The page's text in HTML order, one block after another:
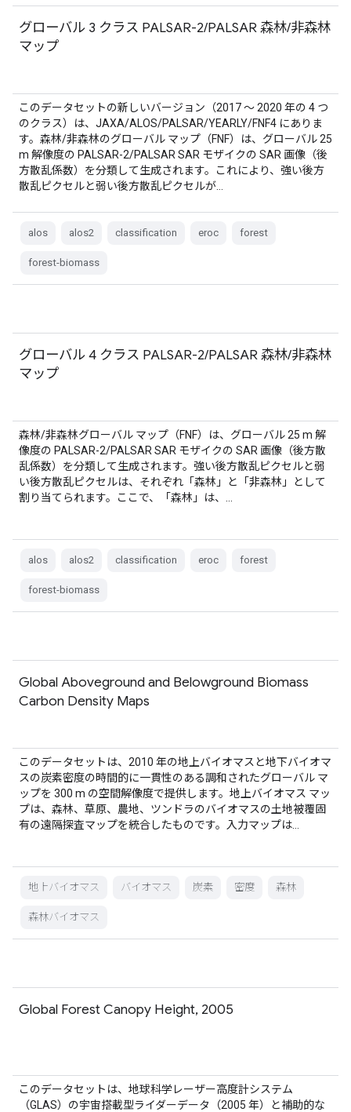
グローバル 3 クラス PALSAR-2/PALSAR 森林/非森林
マップ
このデータセットの新しいバージョン（2017 ～ 2020 年の 4 つ
のクラス）は、JAXA/ALOS/PALSAR/YEARLY/FNF4 にありま
す。森林/非森林のグローバル マップ（FNF）は、グローバル 25
m 解像度の PALSAR-2/PALSAR SAR モザイクの SAR 画像（後
方散乱係数）を分類して生成されます。これにより、強い後方
散乱ピクセルと弱い後方散乱ピクセルが…
alos alos2 classification eroc forest
forest-biomass
グローバル 4 クラス PALSAR-2/PALSAR 森林/非森林
マップ
森林/非森林グローバル マップ（FNF）は、グローバル 25 m 解
像度の PALSAR-2/PALSAR SAR モザイクの SAR 画像（後方散
乱係数）を分類して生成されます。強い後方散乱ピクセルと弱
い後方散乱ピクセルは、それぞれ「森林」と「非森林」として
割り当てられます。ここで、「森林」は、…
alos alos2 classification eroc forest
forest-biomass
Global Aboveground and Belowground Biomass
Carbon Density Maps
このデータセットは、2010 年の地上バイオマスと地下バイオマ
スの炭素密度の時間的に一貫性のある調和されたグローバル マ
ップを 300 m の空間解像度で提供します。地上バイオマス マッ
プは、森林、草原、農地、ツンドラのバイオマスの土地被覆固
有の遠隔探査マップを統合したものです。入力マップは…
地上バイオマス バイオマス 炭素 密度 森林
森林バイオマス
Global Forest Canopy Height, 2005
このデータセットは、地球科学レーザー高度計システム
（GLAS）の宇宙搭載型ライダーデータ（2005 年）と補助的な